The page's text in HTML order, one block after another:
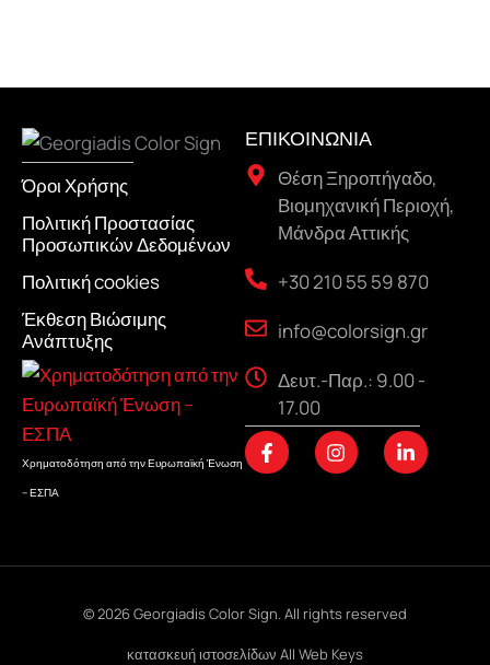
Όροι Χρήσης
Πολιτική Προστασίας
Προσωπικών Δεδομένων
Πολιτική cookies
Έκθεση Βιώσιμης
Ανάπτυξης
Χρηματοδότηση από την Ευρωπαϊκή Ένωση
– ΕΣΠΑ
ΕΠΙΚΟΙΝΩΝΙΑ
Θέση Ξηροπήγαδο,
Βιομηχανική Περιοχή,
Μάνδρα Αττικής
+30 210 55 59 870
info@colorsign.gr
Δευτ.-Παρ.: 9.00 -
17.00
F
a
c
f
I
n
s
L
i
n
i
© 2026 Georgiadis Color Sign. All rights reserved
κατασκευή ιστοσελίδων All Web Keys